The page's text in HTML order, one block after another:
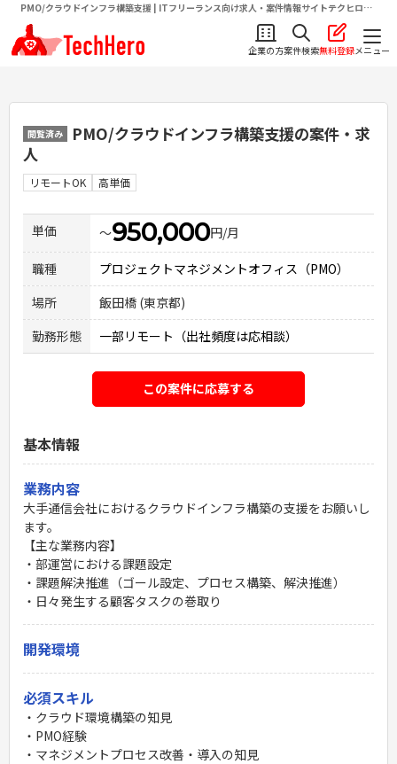
PMO/クラウドインフラ構築支援 | ITフリーランス向け求人・案件情報サイトテクヒロ
（TechHero）
企業の方案件検索無料登録メニュー
閲覧済み PMO/クラウドインフラ構築支援の案件・求
人
リモートOK 高単価
単価 〜950,000円/月
職種
プロジェクトマネジメントオフィス（PMO）
場所
飯田橋 (東京都)
勤務形態
一部リモート（出社頻度は応相談）
この案件に応募する
基本情報
業務内容
大手通信会社におけるクラウドインフラ構築の支援をお願いし
ます。
【主な業務内容】
・部運営における課題設定
・課題解決推進（ゴール設定、プロセス構築、解決推進）
・日々発生する顧客タスクの巻取り
開発環境
必須スキル
・クラウド環境構築の知見
・PMO経験
・マネジメントプロセス改善・導入の知見